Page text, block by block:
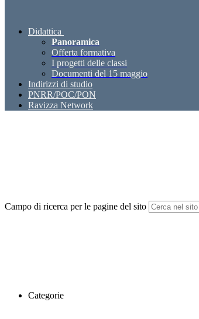
Didattica
Panoramica
Offerta formativa
I progetti delle classi
Documenti del 15 maggio
Indirizzi di studio
PNRR/POC/PON
Ravizza Network
Campo di ricerca per le pagine del sito
Categorie